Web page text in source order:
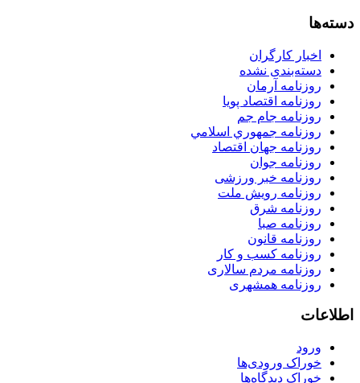
دسته‌ها
اخبار کارگران
دسته‌بندی نشده
روزنامه آرمان
روزنامه اقتصاد پویا
روزنامه جام جم
روزنامه جمهوري اسلامي
روزنامه جهان اقتصاد
روزنامه جوان
روزنامه خبر ورزشى
روزنامه رویش ملت
روزنامه شرق
روزنامه صبا
روزنامه قانون
روزنامه كسب و كار
روزنامه مردم سالاری
روزنامه همشهری
اطلاعات
ورود
خوراک ورودی‌ها
خوراک دیدگاه‌ها